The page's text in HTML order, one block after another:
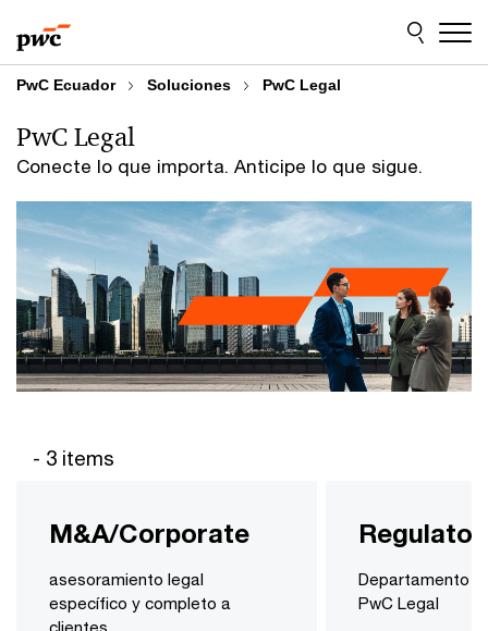
to
content
to
footer
PwC Ecuador Soluciones PwC Legal
Conecte lo que importa. Anticipe lo que sigue.
PwC Legal
- 3 items
M&A/Corporate
asesoramiento legal
específico y completo a
clientes
Departamento
PwC Legal